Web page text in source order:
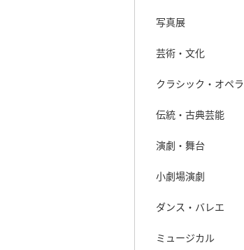
写真展
芸術・文化
クラシック・オペラ
伝統・古典芸能
演劇・舞台
小劇場演劇
ダンス・バレエ
ミュージカル